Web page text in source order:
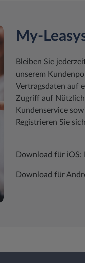
My-
Bleiben Sie
unserem
Vertragsdaten auf
Zugriff auf
Kundenservice
Registrieren Sie
Download für iOS:
Download für